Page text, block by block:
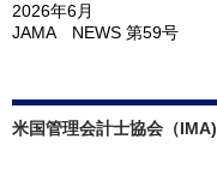
2026年6月
JAMA NEWS 第59号
米国管理会計士協会（IMA)